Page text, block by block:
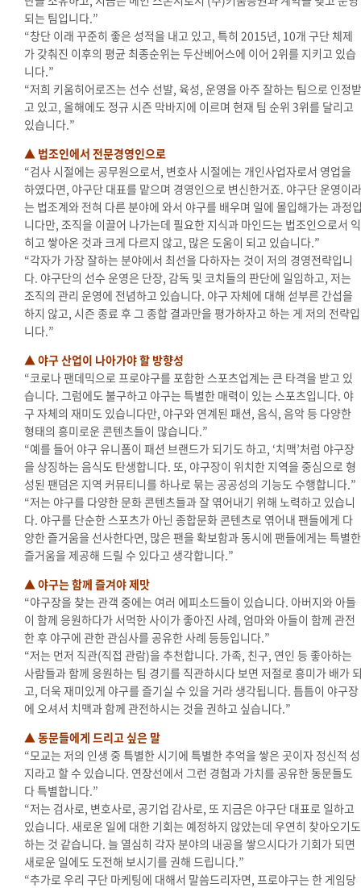
되는 팀입니다.”
“창단 이래 꾸준히 좋은 성적을 내고 있고, 특히 2015년, 10개 구단 체제
가 갖춰진 이후의 평균 최종순위는 두산베어스에 이어 2위를 지키고 있습
니다.”
“저희 키움히어로즈는 선수 선발, 육성, 운영을 아주 잘하는 팀으로 인정받
고 있고, 올해에도 정규 시즌 막바지에 이르며 현재 팀 순위 3위를 달리고
있습니다.”
▲ 법조인에서 전문경영인으로
“검사 시절에는 공무원으로서, 변호사 시절에는 개인사업자로서 영업을
하였다면, 야구단 대표를 맡으며 경영인으로 변신한거죠. 야구단 운영이라
는 법조계와 전혀 다른 분야에 와서 야구를 배우며 일에 몰입해가는 과정
니다만, 조직을 이끌어 나가는데 필요한 지식과 마인드는 법조인으로서 익
히고 쌓아온 것과 크게 다르지 않고, 많은 도움이 되고 있습니다.”
“각자가 가장 잘하는 분야에서 최선을 다하자는 것이 저의 경영전략입니
다. 야구단의 선수 운영은 단장, 감독 및 코치들의 판단에 일임하고, 저는
조직의 관리 운영에 전념하고 있습니다. 야구 자체에 대해 섣부른 간섭을
하지 않고, 시즌 종료 후 그 종합 결과만을 평가하자고 하는 게 저의 전략입
니다.”
▲ 야구 산업이 나아가야 할 방향성
“코로나 팬데믹으로 프로야구를 포함한 스포츠업계는 큰 타격을 받고 있
습니다. 그럼에도 불구하고 야구는 특별한 매력이 있는 스포츠입니다. 야
구 자체의 재미도 있습니다만, 야구와 연계된 패션, 음식, 음악 등 다양한
형태의 흥미로운 콘텐츠들이 많습니다.”
“예를 들어 야구 유니폼이 패션 브랜드가 되기도 하고, ‘치맥’처럼 야구장
을 상징하는 음식도 탄생합니다. 또, 야구장이 위치한 지역을 중심으로 형
성된 팬덤은 지역 커뮤티니를 하나로 묶는 공공성의 기능도 수행합니다.”
“저는 야구를 다양한 문화 콘텐츠들과 잘 엮어내기 위해 노력하고 있습니
다. 야구를 단순한 스포츠가 아닌 종합문화 콘텐츠로 엮어내 팬들에게 다
양한 즐거움을 선사한다면, 많은 팬을 확보함과 동시에 팬들에게는 특별한
즐거움을 제공해 드릴 수 있다고 생각합니다.”
▲ 야구는 함께 즐겨야 제맛
“야구장을 찾는 관객 중에는 여러 에피소드들이 있습니다. 아버지와 아들
이 함께 응원하다가 서먹한 사이가 좋아진 사례, 엄마와 아들이 함께 관전
한 후 야구에 관한 관심사를 공유한 사례 등등입니다.”
“저는 먼저 직관(직접 관람)을 추천합니다. 가족, 친구, 연인 등 좋아하는
사람들과 함께 응원하는 팀 경기를 직관하시다 보면 저절로 흥미가 배가
고, 더욱 재미있게 야구를 즐기실 수 있을 거라 생각됩니다. 틈틈이 야구장
에 오셔서 치맥과 함께 관전하시는 것을 권하고 싶습니다.”
▲ 동문들에게 드리고 싶은 말
“모교는 저의 인생 중 특별한 시기에 특별한 추억을 쌓은 곳이자 정신적 성
지라고 할 수 있습니다. 연장선에서 그런 경험과 가치를 공유한 동문들도
다 특별합니다.”
“저는 검사로, 변호사로, 공기업 감사로, 또 지금은 야구단 대표로 일하고
있습니다. 새로운 일에 대한 기회는 예정하지 않았는데 우연히 찾아오기도
하는 것 같습니다. 늘 열심히 각자 분야의 내공을 쌓으시다가 기회가 되면
새로운 일에도 도전해 보시기를 권해 드립니다.”
“추가로 우리 구단 마케팅에 대해서 말씀드리자면, 프로야구는 한 게임당